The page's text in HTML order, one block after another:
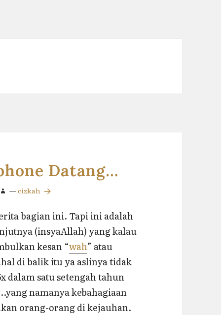
Datang…
—cizkah
bagian ini. Tapi ini adalah
(insyaAllah) yang kalau
kesan “wah” atau
di balik itu ya aslinya tidak
dalam satu setengah tahun
namanya kebahagiaan
orang-orang di kejauhan.